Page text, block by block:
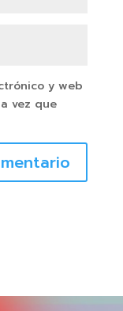
y web
vez que